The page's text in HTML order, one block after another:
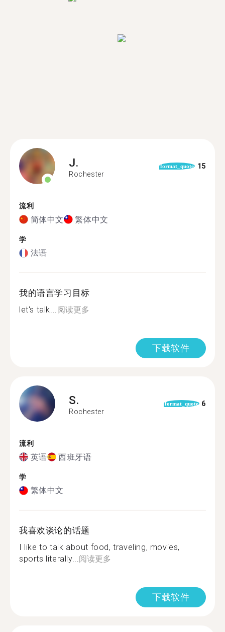
J.
Rochester
format_quote 15
流利
简体中文 繁体中文
学
法语
我的语言学习目标
let's talk...阅读更多
下载软件
S.
Rochester
format_quote 6
流利
英语 西班牙语
学
繁体中文
我喜欢谈论的话题
I like to talk about food, traveling, movies,
sports literally...阅读更多
下载软件